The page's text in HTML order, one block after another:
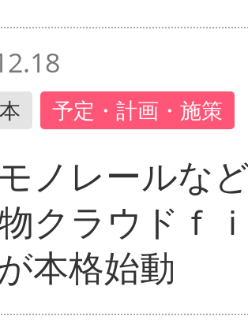
予定・計画・施策
ノレールな
クラウドｆ
本格始動